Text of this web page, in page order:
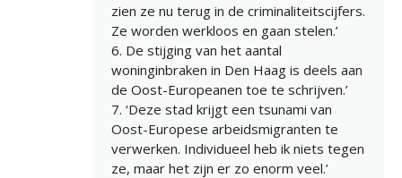
zien ze nu terug in de criminaliteitscijfers.
Ze worden werkloos en gaan stelen.’
6. De stijging van het aantal
woninginbraken in Den Haag is deels aan
de Oost-Europeanen toe te schrijven.’
7. ‘Deze stad krijgt een tsunami van
Oost-Europese arbeidsmigranten te
verwerken. Individueel heb ik niets tegen
ze, maar het zijn er zo enorm veel.’